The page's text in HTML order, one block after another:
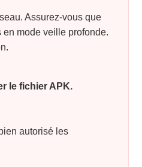
Assurez-vous que
en mode veille profonde.
le fichier APK.
autorisé les